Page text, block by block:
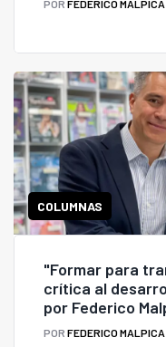
POR FEDERICO
COLUMNAS
"Formar para
crítica al
por Federico
POR FEDERICO